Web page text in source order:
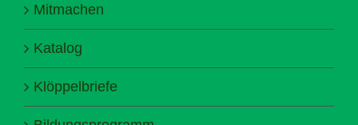
Mitmachen
Katalog
Klöppelbriefe